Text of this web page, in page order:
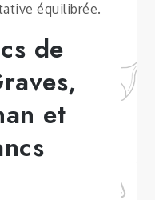
équilibrée.
de
et